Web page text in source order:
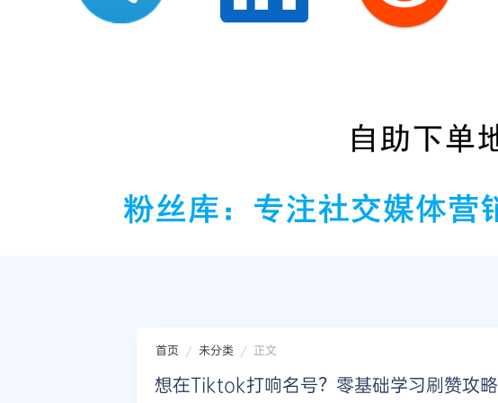
首页 未分类 正文
想在Tiktok打响名号？零基础学习刷赞攻略